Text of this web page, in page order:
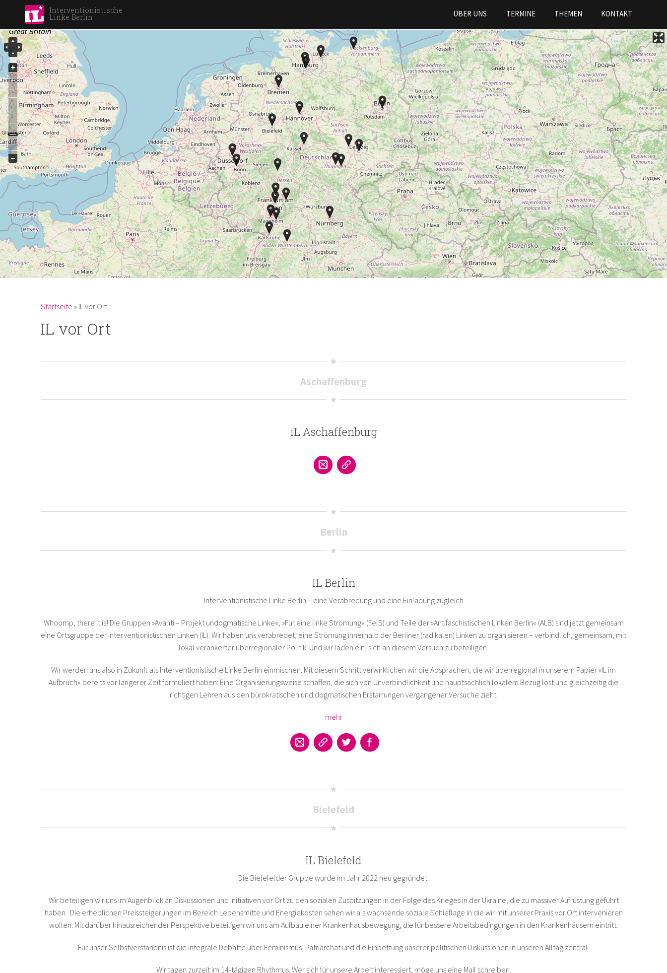
Inhalt
Interventionistische
Linke Berlin ÜBER UNS TERMINE THEMEN KONTAKT
Du bist hier
Startseite » IL vor Ort
IL vor Ort
Aschaffenburg
iL Aschaffenburg
Berlin
IL Berlin
Interventionistische Linke Berlin – eine Verabredung und eine Einladung zugleich
Whoomp, there it is! Die Gruppen »Avanti – Projekt undogmatische Linke«, »Für eine linke Strömung« (FelS) und Teile der »Antifaschistischen Linken Berlin« (ALB) sind jetzt gemeinsam
eine Ortsgruppe der Interventionistischen Linken (IL). Wir haben uns verabredet, eine Strömung innerhalb der Berliner (radikalen) Linken zu organisieren – verbindlich, gemeinsam, mit
lokal verankerter überregionaler Politik. Und wir laden ein, sich an diesem Versuch zu beteiligen.
Wir werden uns also in Zukunft als Interventionistische Linke Berlin einmischen. Mit diesem Schritt verwirklichen wir die Absprachen, die wir überregional in unserem Papier »IL im
Aufbruch« bereits vor längerer Zeit formuliert haben: Eine Organisierungsweise schaffen, die sich von Unverbindlichkeit und hauptsächlich lokalem Bezug löst und gleichzeitig die
richtigen Lehren aus den bürokratischen und dogmatischen Erstarrungen vergangener Versuche zieht.
mehr
Bielefeld
IL Bielefeld
Die Bielefelder Gruppe wurde im Jahr 2022 neu gegründet.
Wir beteiligen wir uns im Augenblick an Diskussionen und Initiativen vor Ort zu den sozialen Zuspitzungen in der Folge des Krieges in der Ukraine, die zu massiver Aufrüstung geführt
haben. Die erheblichen Preissteigerungen im Bereich Lebensmitte und Energiekosten sehen wir als wachsende soziale Schieflage in die wir mit unserer Praxis vor Ort intervenieren
wollen. Mit darüber hinausreichender Perspektive beteiligen wir uns am Aufbau einer Krankenhausbewegung, die für bessere Arbeitsbedingungen in den Krankenhäusern eintritt.
Für unser Selbstverständnis ist die integrale Debatte über Feminismus, Patriarchat und die Einbettung unserer politischen Diskussionen in unseren Alltag zentral.
Wir tagen zurzeit im 14-tägigen Rhythmus. Wer sich für unsere Arbeit interessiert, möge uns eine Mail schreiben.